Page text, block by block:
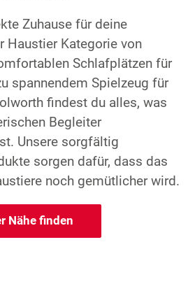
Zuhause für deine
Haustier Kategorie von
Schlafplätzen für
spannendem Spielzeug für
findest du alles, was
Begleiter
Unsere sorgfältig
sorgen dafür, dass das
noch gemütlicher wird.
Nähe finden